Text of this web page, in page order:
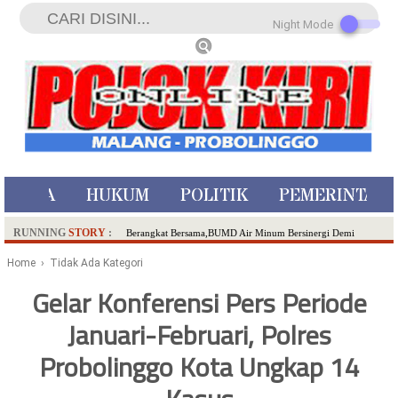
HUKUM POLITIK
RUNNING STORY : Berangkat Bersama,BUMD Air Minum Bersinergi Demi
Ditangkap di Kediri,Satu Buron
Literasi Melalui LASKAR JODA, Usung Filosofi Gelar Sehelai
Tikar
Ambulance Dari Berbagai Daerah Padati Kota Wisata Batu
Home › Tidak Ada Kategori
Gelar Konferensi Pers Periode
Januari-Februari, Polres
Probolinggo Kota Ungkap 14
Night Mode